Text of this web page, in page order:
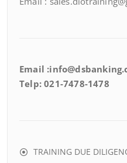
Email
Telp: 021-7478-1478
TRAINING DUE